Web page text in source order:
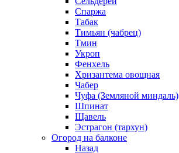
Спаржа
Табак
Тимьян (чабрец)
Тмин
Укроп
Фенхель
Хризантема овощная
Чабер
Чуфа (Земляной миндаль)
Шпинат
Щавель
Эстрагон (тархун)
Огород на балконе
Назад